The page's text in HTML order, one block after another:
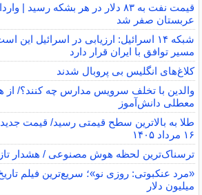
قیمت نفت به ۸۳ دلار در هر بشکه رسید
عربستان صفر شد
شبکه ۱۴ اسرائیل: ارزیابی در اسرائیل
مسیر توافق با ایران قرار دارد
کلاغ‌های انگلیس بی پروبال شدند
والدین با تخلف سرویس مدارس چه کنند؟/ از
معطلی دانش‌آموز
طلا به بالاترین سطح قیمتی رسید/ قیمت
۱۶ مرداد ۱۴۰۵
ترسناک‌ترین لحظه هوش مصنوعی / هشدار
میلیون دلار